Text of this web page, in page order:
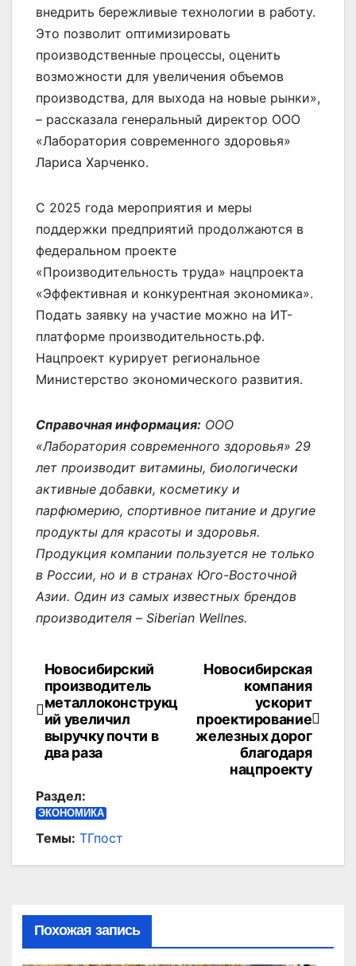
внедрить бережливые технологии в работу.
Это позволит оптимизировать
производственные процессы, оценить
возможности для увеличения объемов
производства, для выхода на новые рынки»,
– рассказала генеральный директор ООО
«Лаборатория современного здоровья»
Лариса Харченко.
С 2025 года мероприятия и меры
поддержки предприятий продолжаются в
федеральном проекте
«Производительность труда» нацпроекта
«Эффективная и конкурентная экономика».
Подать заявку на участие можно на ИТ-
платформе производительность.рф.
Нацпроект курирует региональное
Министерство экономического развития.
Справочная информация: ООО
«Лаборатория современного здоровья» 29
лет производит витамины, биологически
активные добавки, косметику и
парфюмерию, спортивное питание и другие
продукты для красоты и здоровья.
Продукция компании пользуется не только
в России, но и в странах Юго-Восточной
Азии. Один из самых известных брендов
производителя – Siberian Wellnes.
Навигация
по
записям
Новосибирская
компания
ускорит
проектирование
железных дорог
благодаря
нацпроекту
Новосибирский
производитель
металлоконструкц
ий увеличил
выручку почти в
два раза
Раздел:
ЭКОНОМИКА
Темы: ТГпост
Похожая запись